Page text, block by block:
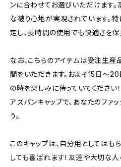
ンに合わせてお選びいただけます
な被り心地が実現されています。
定し、長時間の使用でも快適さを保
なお、こちらのアイテムは受注生
間をいただきます。およそ15日～
の時を楽しみに待っていてください
アズパンキャップで、あなたのファ
う。
このキャップは、自分用としてはも
しても喜ばれます！友達や大切な